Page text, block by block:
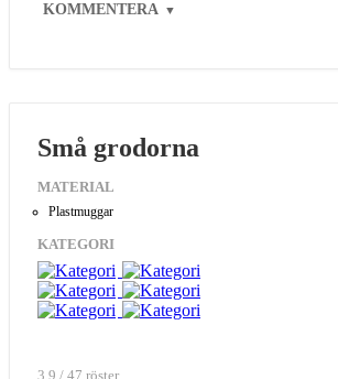
KOMMENTERA ▼
Små grodorna
MATERIAL
Plastmuggar
KATEGORI